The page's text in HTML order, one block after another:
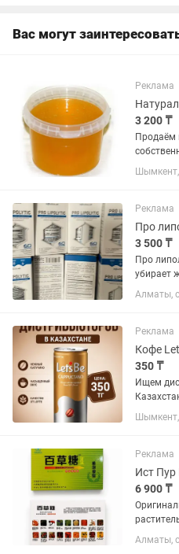
Вас могут
Реклама
3 200 ₸
Продаём
полезен
редкий
Шымкент,
Реклама
3 500 ₸
Про
убирает
в крови ,
Оптом и
написана
Алматы,
Реклама
Кофе
350 ₸
Ищем
Самый
Шымкент,
Реклама
6 900 ₸
(Байцаотан). Изготовлен
Алматы,